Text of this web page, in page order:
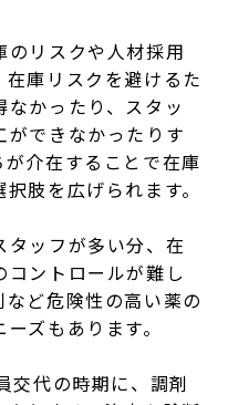
のリスクや人材採用
庫リスクを避けるた
かったり、スタッ
ができなかったりす
介在することで在庫
肢を広げられます。
タッフが多い分、在
ントロールが難し
ど危険性の高い薬の
ズもあります。
交代の時期に、調剤